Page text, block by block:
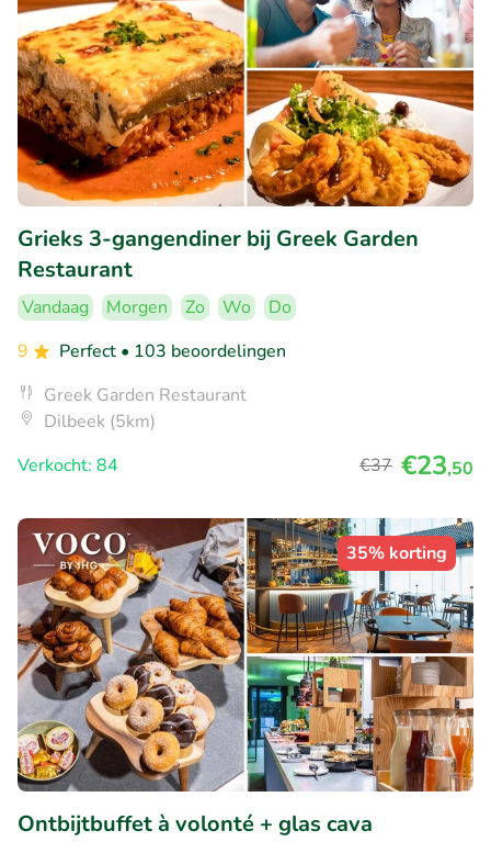
Grieks 3-gangendiner bij Greek Garden
Restaurant
Vandaag Morgen Zo Wo
Do
9
Perfect • 103 beoordelingen
Greek Garden Restaurant
Dilbeek (5km)
Verkocht: 84
€37 €23,50
35% korting
Ontbijtbuffet à volonté + glas cava